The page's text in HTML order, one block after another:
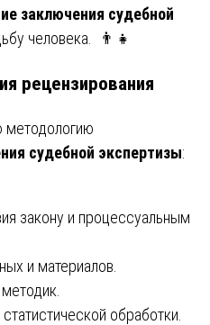
заключения судебной
человека. 👨‍👧
рецензирования
судебной экспертизы:
закону и процессуальным
и материалов.
обработки.